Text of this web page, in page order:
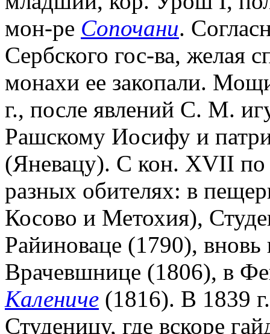
мон-ре Сопочани.
Сербского гос-ва, желая
монахи ее закопали.
г., после явлений С. М.
Рашскому Иосифу и
(Яневацу). С кон. XVII по
разных обителях: в
Косово и Метохия),
Райиноваце (1790),
Врачевшнице (1806), в
Калениче (1816). В 1839
Студеницу, где вскоре